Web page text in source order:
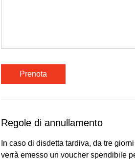
Prenota
Regole di annullamento
In caso di disdetta tardiva, da tre
verrà emesso un voucher spendibile